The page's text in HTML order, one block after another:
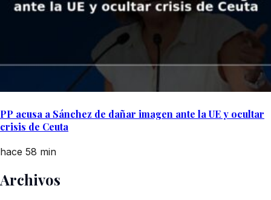
PP acusa a Sánchez de dañar imagen ante la UE y ocultar
crisis de Ceuta
hace 58 min
Archivos